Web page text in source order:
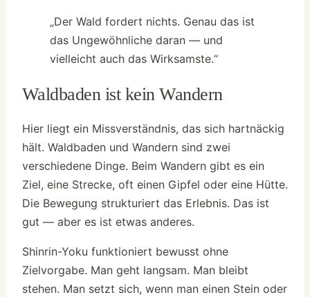
„Der Wald fordert nichts. Genau das ist
das Ungewöhnliche daran — und
vielleicht auch das Wirksamste.“
Waldbaden ist kein Wandern
Hier liegt ein Missverständnis, das sich hartnäckig
hält. Waldbaden und Wandern sind zwei
verschiedene Dinge. Beim Wandern gibt es ein
Ziel, eine Strecke, oft einen Gipfel oder eine Hütte.
Die Bewegung strukturiert das Erlebnis. Das ist
gut — aber es ist etwas anderes.
Shinrin-Yoku funktioniert bewusst ohne
Zielvorgabe. Man geht langsam. Man bleibt
stehen. Man setzt sich, wenn man einen Stein oder